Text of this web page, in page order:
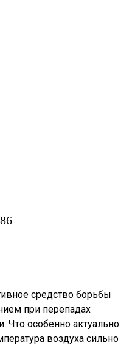
средство борьбы
при перепадах
Что особенно актуально
воздуха сильно